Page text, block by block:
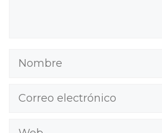
Nombre
Correo
Web